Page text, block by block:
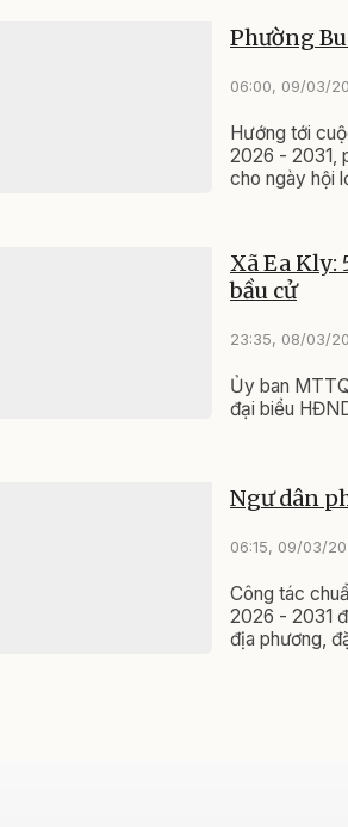
Phường
06:00, 09/03/
Hướng tới
2026 - 2031,
cho ngày hội
Xã Ea Kly:
bầu cử
23:35, 08/03/
Ủy ban
đại biểu
Ngư dân
06:15, 09/03/
Công tác
2026 - 2031
địa phương,